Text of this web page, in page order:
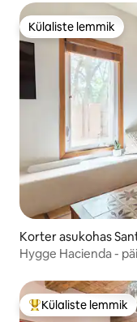
Külaliste lemmik
Külaliste lemmik
Korter asukohas
Hygge Hacienda -
Külaliste suur
Külaliste lemmik